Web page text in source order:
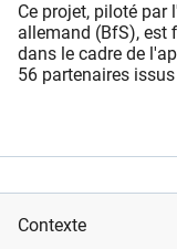
Ce projet, piloté par
allemand (BfS), est
dans le cadre de
56 partenaires
Contexte